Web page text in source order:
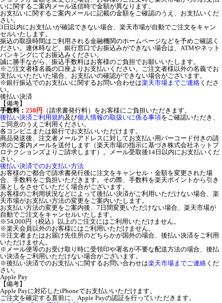
いに関するご案内メール送信時で金額が異なります。
お支払いに関するご案内メールに記載の金額をご確認のうえ、お支払いくだ
さい。
3日以内にお支払いが確認できない場合、楽天市場が自動でご注文をキャン
セルいたします。
振込の取扱時間はご利用される金融機関のホームページなどを予めご確認く
ださい。連休時など、銀行窓口でお振込みができない場合は、ATMやネット
バンキングにてお振込みください。
誠に勝手ながら、振込手数料はお客様のご負担でお願いいたします。
※ご注文者様名義の口座よりお支払いください。ご注文者様以外の名義でお
支払いいただいた場合、お支払いの確認ができない場合がございます。
※銀行振込でのお支払いに関するお問い合わせは楽天市場までご連絡 くださ
い。
後払い決済
【備考】
手数料： 250円
（請求書発行料）をお客様にご負担いただきます。
後払い決済ご利用規約及び個人情報の取扱いに係る事項をご確認いただき、
ご同意のうえご利用ください。
各コンビニまたは銀行でお支払いいただけます。
商品発送後、注文者メールアドレスに対してお支払い用バーコード付きの請
求のご案内メールを送付します（楽天市場の指示に基づき株式会社ネットプ
ロテクションズよりご請求します）。メール受取後14日以内にお支払いくだ
さい。
後払い決済でのお支払い方法
お客様のご都合で請求書発行後に注文をキャンセル・金額を変更された場
合、手数料をご負担いただきます。その際、手数料を楽天ポイントから引き
落としをさせていただく場合がございます。
お客様のご利用状況などによって後払い決済がご利用いただけない場合、楽
天市場がお支払い方法の変更をご案内いたします。
お支払い方法の変更をご案内後、7日間変更いただけない場合、楽天市場が
自動でご注文をキャンセルいたします。
※54,000円（税込）以上のご注文にはご利用いただけません。
※楽天会員以外のお客様にはご利用いただけません。
※注文者またはお届け先住所のどちらかが国外の場合、後払い決済をご利用
いただけません。
※メール便等のお受け取り時に受領印や署名が不要な配送方法の場合、後払
い決済をご利用いただけない場合がございます。
※後払い決済でのお支払いに関するお問い合わせは楽天市場までご連絡 くだ
さい。
Apple Pay
【備考】
Apple Payに対応したiPhoneでお支払いいただけます。
ご注文を確定する直前に、Apple Payの認証を行っていただきます。